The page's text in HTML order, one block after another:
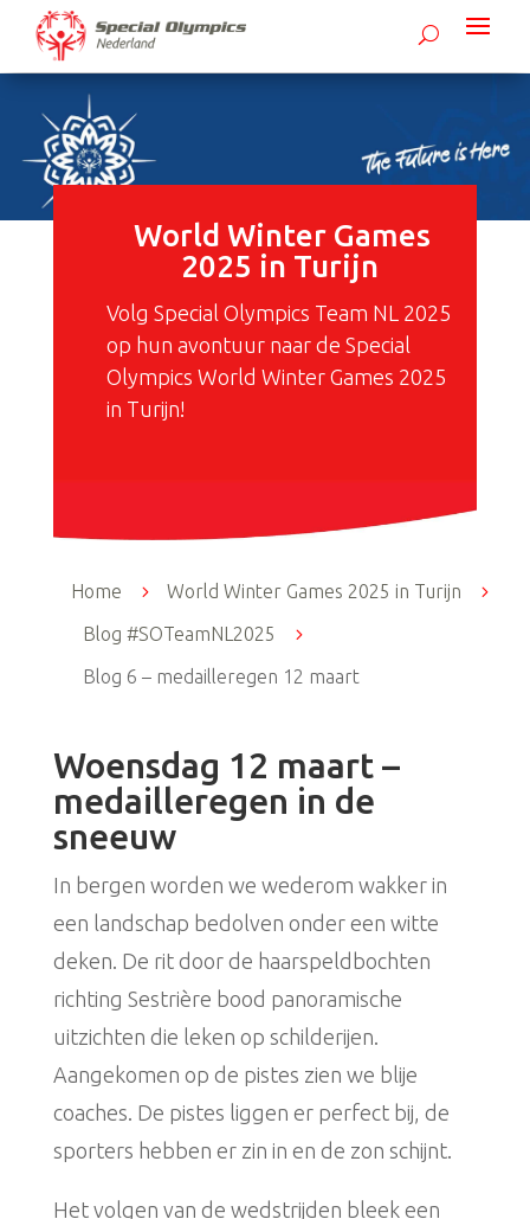
World Winter Games
2025 in Turijn
Volg Special Olympics Team NL 2025
op hun avontuur naar de Special
Olympics World Winter Games 2025
in Turijn!
Home 5 World Winter Games 2025 in Turijn
5
Blog #SOTeamNL2025
5
Blog 6 – medailleregen 12 maart
Woensdag 12 maart –
medailleregen in de
sneeuw
In bergen worden we wederom wakker in
een landschap bedolven onder een witte
deken. De rit door de haarspeldbochten
richting Sestrière bood panoramische
uitzichten die leken op schilderijen.
Aangekomen op de pistes zien we blije
coaches. De pistes liggen er perfect bij, de
sporters hebben er zin in en de zon schijnt.
Het volgen van de wedstrijden bleek een